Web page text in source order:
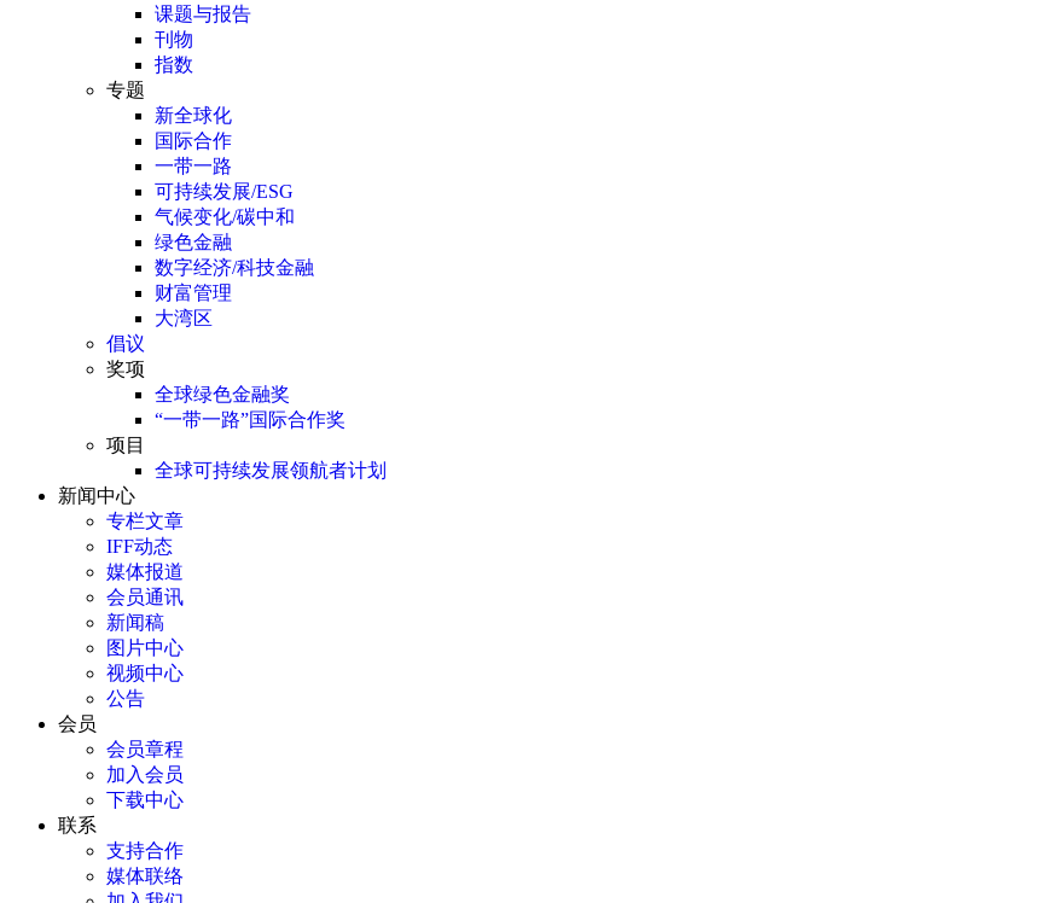
课题与报告
刊物
指数
专题
新全球化
国际合作
一带一路
可持续发展/ESG
气候变化/碳中和
绿色金融
数字经济/科技金融
财富管理
大湾区
倡议
奖项
全球绿色金融奖
“一带一路”国际合作奖
项目
全球可持续发展领航者计划
新闻中心
专栏文章
IFF动态
媒体报道
会员通讯
新闻稿
图片中心
视频中心
公告
会员
会员章程
加入会员
下载中心
联系
支持合作
媒体联络